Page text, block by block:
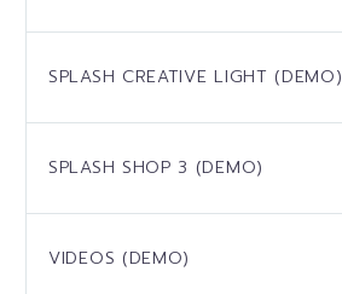
SPLASH CREATIVE LIGHT (DEMO)
SPLASH SHOP 3 (DEMO)
VIDEOS (DEMO)